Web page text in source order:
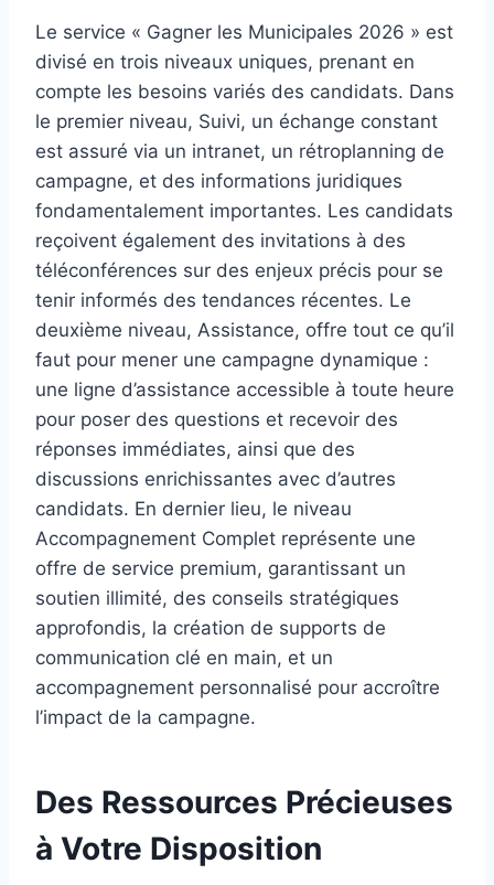
Le service « Gagner les Municipales 2026 » est
divisé en trois niveaux uniques, prenant en
compte les besoins variés des candidats. Dans
le premier niveau, Suivi, un échange constant
est assuré via un intranet, un rétroplanning de
campagne, et des informations juridiques
fondamentalement importantes. Les candidats
reçoivent également des invitations à des
téléconférences sur des enjeux précis pour se
tenir informés des tendances récentes. Le
deuxième niveau, Assistance, offre tout ce qu’il
faut pour mener une campagne dynamique :
une ligne d’assistance accessible à toute heure
pour poser des questions et recevoir des
réponses immédiates, ainsi que des
discussions enrichissantes avec d’autres
candidats. En dernier lieu, le niveau
Accompagnement Complet représente une
offre de service premium, garantissant un
soutien illimité, des conseils stratégiques
approfondis, la création de supports de
communication clé en main, et un
accompagnement personnalisé pour accroître
l’impact de la campagne.
Des Ressources Précieuses
à Votre Disposition